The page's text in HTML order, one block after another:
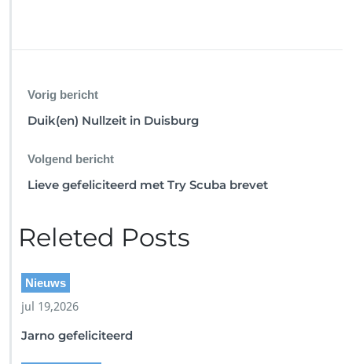
Vorig bericht
Duik(en) Nullzeit in Duisburg
Volgend bericht
Lieve gefeliciteerd met Try Scuba brevet
Releted Posts
Nieuws
jul 19,2026
Jarno gefeliciteerd